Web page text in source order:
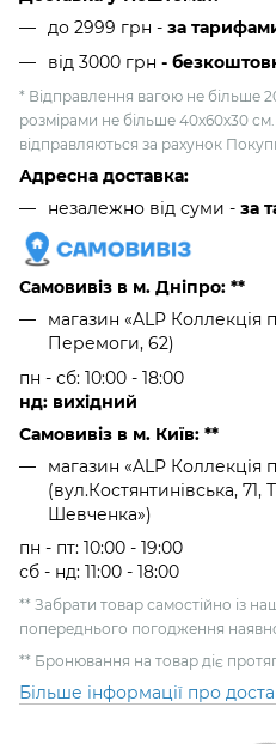
до 2999 грн - за
від 3000 грн -
* Відправлення вагою не більше
розмірами не більше 40х60х30
відправляються за рахунок
Адресна доставка:
незалежно від суми - за
Самовивіз в м. Дніпро: **
магазин «ALP
Перемоги, 62)
пн - сб: 10:00 - 18:00
нд: вихідний
Самовивіз в м. Київ: **
магазин «ALP Коллекція
(вул.Костянтинівська,
Шевченка»)
пн - пт: 10:00 - 19:00
сб - нд: 11:00 - 18:00
** Забрати товар самостійно із
попереднього погодження
** Бронювання на товар діє
Більше інформації про